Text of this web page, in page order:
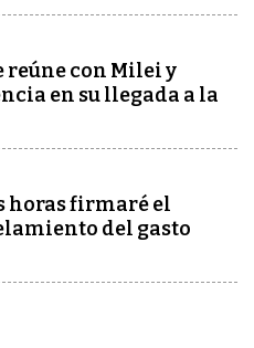
reúne con Milei y
en su llegada a la
horas firmaré el
del gasto